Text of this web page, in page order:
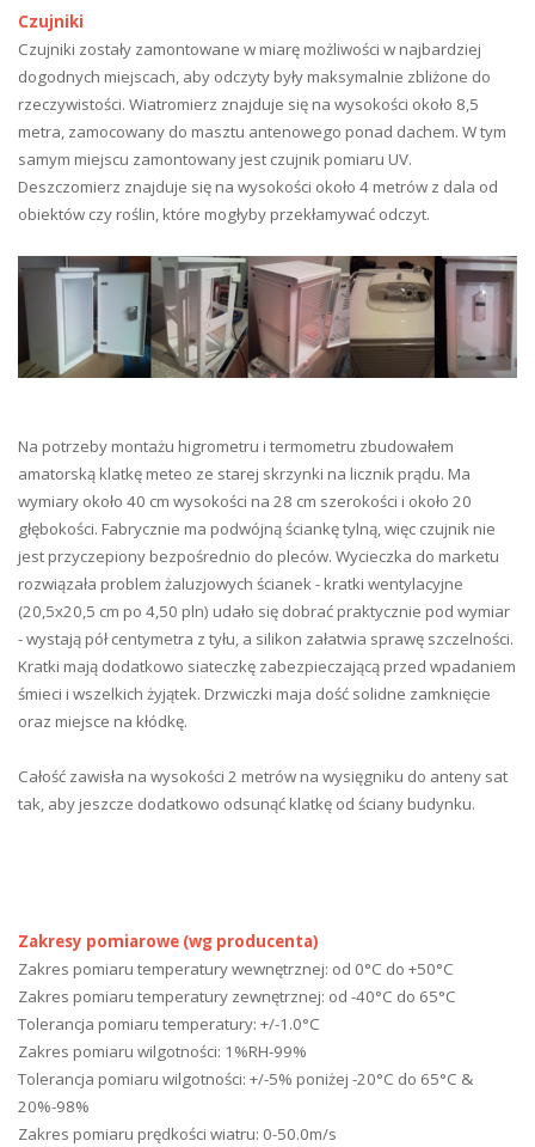
Czujniki
Czujniki zostały zamontowane w miarę możliwości w najbardziej
dogodnych miejscach, aby odczyty były maksymalnie zbliżone do
rzeczywistości. Wiatromierz znajduje się na wysokości około 8,5
metra, zamocowany do masztu antenowego ponad dachem. W tym
samym miejscu zamontowany jest czujnik pomiaru UV.
Deszczomierz znajduje się na wysokości około 4 metrów z dala od
obiektów czy roślin, które mogłyby przekłamywać odczyt.
Na potrzeby montażu higrometru i termometru zbudowałem
amatorską klatkę meteo ze starej skrzynki na licznik prądu. Ma
wymiary około 40 cm wysokości na 28 cm szerokości i około 20
głębokości. Fabrycznie ma podwójną ściankę tylną, więc czujnik nie
jest przyczepiony bezpośrednio do pleców. Wycieczka do marketu
rozwiązała problem żaluzjowych ścianek - kratki wentylacyjne
(20,5x20,5 cm po 4,50 pln) udało się dobrać praktycznie pod wymiar
- wystają pół centymetra z tyłu, a silikon załatwia sprawę szczelności.
Kratki mają dodatkowo siateczkę zabezpieczającą przed wpadaniem
śmieci i wszelkich żyjątek. Drzwiczki maja dość solidne zamknięcie
oraz miejsce na kłódkę.
Całość zawisła na wysokości 2 metrów na wysięgniku do anteny sat
tak, aby jeszcze dodatkowo odsunąć klatkę od ściany budynku.
Zakresy pomiarowe (wg producenta)
Zakres pomiaru temperatury wewnętrznej: od 0°C do +50°C
Zakres pomiaru temperatury zewnętrznej: od -40°C do 65°C
Tolerancja pomiaru temperatury: +/-1.0°C
Zakres pomiaru wilgotności: 1%RH-99%
Tolerancja pomiaru wilgotności: +/-5% poniżej -20°C do 65°C &
20%-98%
Zakres pomiaru prędkości wiatru: 0-50.0m/s